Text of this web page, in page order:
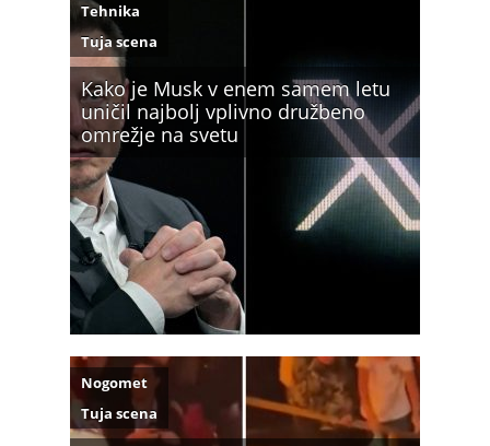
Kako je Musk v enem samem letu
uničil najbolj vplivno družbeno
omrežje na svetu
Tehnika
Tuja scena
Nogomet
Tuja scena